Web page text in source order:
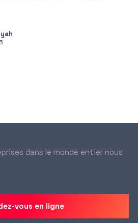
dans le monde entier nous
vous en ligne